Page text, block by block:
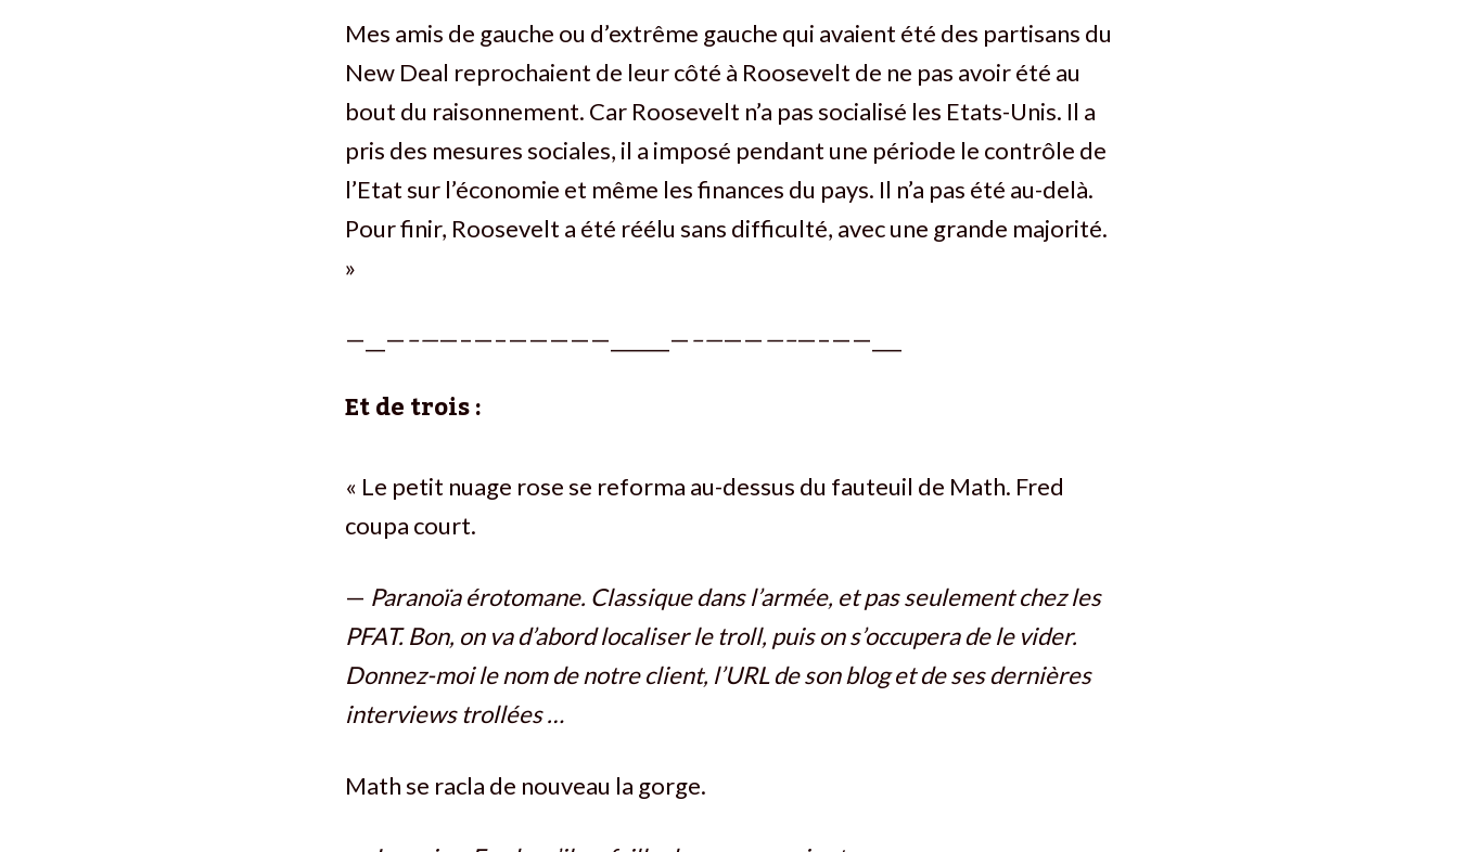
Mes amis de gauche ou d’extrême gauche qui avaient été des partisans du
New Deal reprochaient de leur côté à Roosevelt de ne pas avoir été au
bout du raisonnement. Car Roosevelt n’a pas socialisé les Etats-Unis. Il a
pris des mesures sociales, il a imposé pendant une période le contrôle de
l’Etat sur l’économie et même les finances du pays. Il n’a pas été au-delà.
Pour finir, Roosevelt a été réélu sans difficulté, avec une grande majorité.
»
—__—–——–—–—————______—–————–—–——___
Et de trois :
« Le petit nuage rose se reforma au-dessus du fauteuil de Math. Fred
coupa court.
— Paranoïa érotomane. Classique dans l’armée, et pas seulement chez les
PFAT. Bon, on va d’abord localiser le troll, puis on s’occupera de le vider.
Donnez-moi le nom de notre client, l’URL de son blog et de ses dernières
interviews trollées …
Math se racla de nouveau la gorge.